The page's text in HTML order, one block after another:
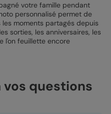
votre famille pendant
personnalisé permet de
moments partagés depuis
sorties, les anniversaires, les
l'on feuillette encore
vos questions